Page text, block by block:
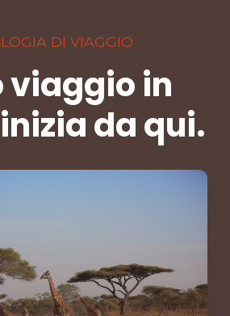
DI VIAGGIO
viaggio in
da qui.